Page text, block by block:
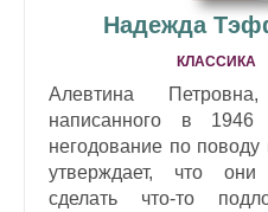
Надежда
КЛАССИКА
Алевтина
написанного в
негодование по
утверждает, что они
сделать что-то